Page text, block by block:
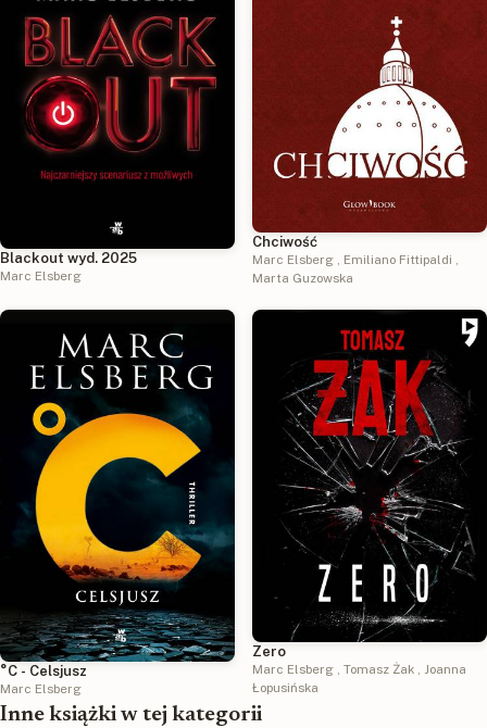
Blackout wyd. 2025
Marc Elsberg
Chciwość
Marc Elsberg , Emiliano Fittipaldi ,
Marta Guzowska
°C - Celsjusz
Marc Elsberg
Zero
Marc Elsberg Tomasz Żak
Joanna
Łopusińska
Inne książki w tej kategorii